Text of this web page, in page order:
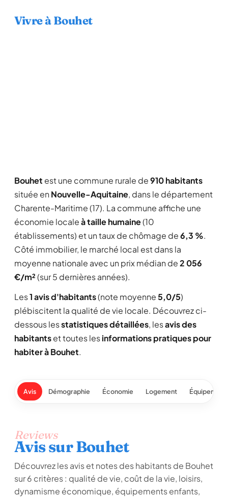
Vivre à Bouhet
Bouhet est une commune rurale de910 habitants
située en Nouvelle-Aquitaine, dans le département
Charente-Maritime (17). La commune affiche une
économie localeà taille humaine(10
établissements) et un taux de chômage de6,3 %.
Côté immobilier, le marché local est dans la
moyenne nationale avec un prix médian de2 056
€/m²(sur 5 dernières années).
Les1 avis d'habitants(note moyenne5,0/5)
plébiscitent la qualité de vie locale. Découvrez ci-
dessous lesstatistiques détaillées, lesavis des
habitantset toutes lesinformations pratiques pour
habiter à Bouhet.
Avis Démographie Économie Logement
Reviews
Avis sur Bouhet
Découvrez les avis et notes des habitants de Bouhet
sur 6 critères : qualité de vie, coût de la vie, loisirs,
dynamisme économique, équipements enfants,